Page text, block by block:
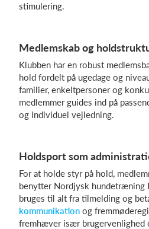
stimulering.
Medlemskab og
Klubben har en robust
hold fordelt på ugedage og
familier, enkeltpersoner og
medlemmer guides ind på
og individuel vejledning.
Holdsport som
For at holde styr på hold,
benytter Nordjysk hundetræning
bruges til alt fra tilmelding og
kommunikation og
fremhæver især brugervenlighed